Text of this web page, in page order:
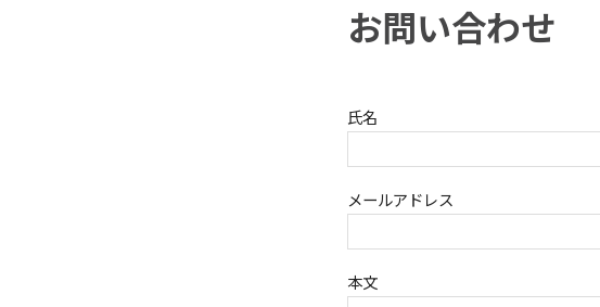
お問い合わせ
氏名
メールアドレス
本文